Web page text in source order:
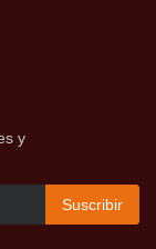
y
Suscribir